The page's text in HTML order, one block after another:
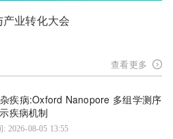
业转化大会
查看更多
疾病:Oxford Nanopore 多组学测序
疾病机制
2026-08-05 13:55